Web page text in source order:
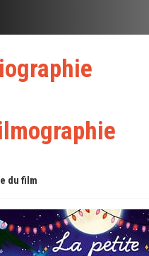
du film